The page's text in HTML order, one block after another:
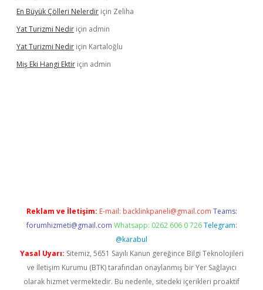
En Büyük Çölleri Nelerdir için Zeliha
Yat Turizmi Nedir için admin
Yat Turizmi Nedir için Kartaloğlu
Miş Eki Hangi Ektir için admin
Reklam ve İletişim: E-mail: backlinkpaneli@gmail.com Teams:
forumhizmeti@gmail.com Whatsapp: 0262 606 0 726 Telegram:
@karabul
Yasal Uyarı: Sitemiz, 5651 Sayılı Kanun gereğince Bilgi Teknolojileri
ve İletişim Kurumu (BTK) tarafından onaylanmış bir Yer Sağlayıcı
olarak hizmet vermektedir. Bu nedenle, sitedeki içerikleri proaktif